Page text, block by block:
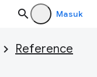
Masuk
Reference